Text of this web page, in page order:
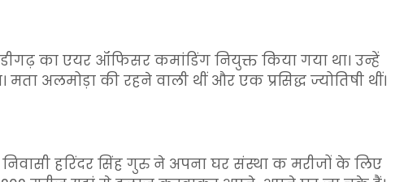
का एयर ऑफिसर कमांडिंग नियुक्त किया गया था। उन्हें
अलमोड़ा की रहने वाली थीं और एक प्रसिद्ध ज्योतिषी थीं।
हरिंदर सिंह गुरु ने अपना घर संस्था क मरीजों के लिए